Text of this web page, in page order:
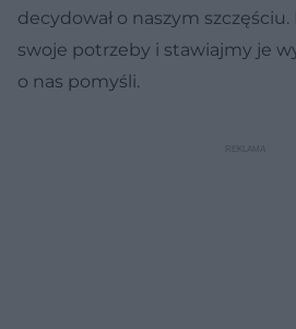
decydował o naszym
swoje potrzeby i stawiajmy je
o nas pomyśli.